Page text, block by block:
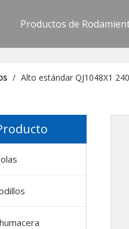
Productos de
/ Alto estándar QJ1048X1